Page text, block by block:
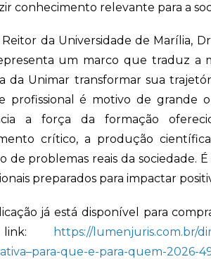
conhecimento relevante para a
Reitor da Universidade de Marília,
um marco que traduz a
da Unimar transformar sua
profissional é motivo de grande
a força da formação
crítico, a produção
de problemas reais da sociedade.
preparados para impactar
já está disponível para
https://lumenjuris.com.br/
que-e-para-quem-2026-